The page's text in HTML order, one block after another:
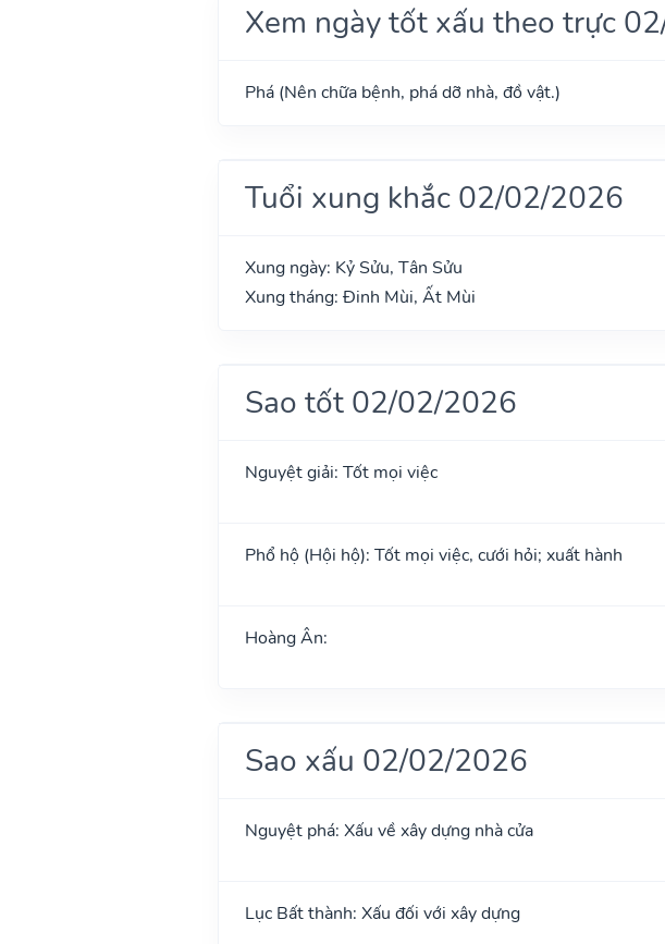
Xem ngày tốt xấu theo trực
Phá (Nên chữa bệnh, phá dỡ nhà, đồ vật.)
Tuổi xung khắc 02/02/2026
Xung ngày: Kỷ Sửu, Tân Sửu
Xung tháng: Đinh Mùi, Ất Mùi
Sao tốt 02/02/2026
Nguyệt giải: Tốt mọi việc
Phổ hộ (Hội hộ): Tốt mọi việc, cưới hỏi; xuất hành
Hoàng Ân:
Sao xấu 02/02/2026
Nguyệt phá: Xấu về xây dựng nhà cửa
Lục Bất thành: Xấu đối với xây dựng